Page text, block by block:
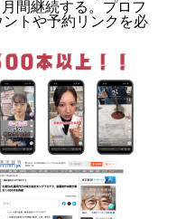
間継続する。プロフ
トや予約リンクを必
はいつから始めるべき
ィングはできますか？
原因は何ですか？
（アカウント削除）
ですか？
出るまでの期間はどれ
たときのリカバリー方
するのは難しいです